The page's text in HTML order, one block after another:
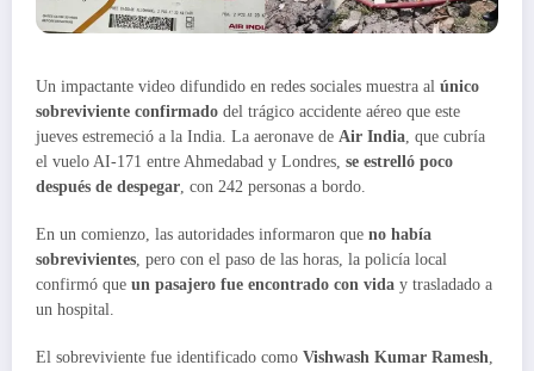
Un impactante video difundido en redes sociales muestra al único
sobreviviente confirmado del trágico accidente aéreo que este
jueves estremeció a la India. La aeronave de Air India , que cubría
el vuelo AI-171 entre Ahmedabad y Londres, se estrelló poco
después de despegar , con 242 personas a bordo.
En un comienzo, las autoridades informaron que no había
sobrevivientes , pero con el paso de las horas, la policía local
confirmó que un pasajero fue encontrado con vida y trasladado a
un hospital.
El sobreviviente fue identificado como Vishwash Kumar Ramesh